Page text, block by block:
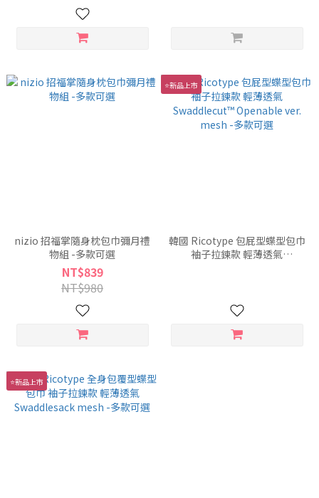
nizio 招福掌隨身枕包巾彌月禮
物組 -多款可選
NT$839
NT$980
⭐新品上市
韓國 Ricotype 包屁型蝶型包巾
袖子拉鍊款 輕薄透氣
⭐新品上市